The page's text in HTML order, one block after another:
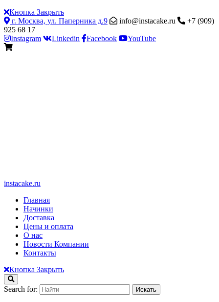
Кнопка Закрыть
г. Москва, ул. Паперника д.9
info@instacake.ru
+7 (909)
925 68 17
Instagram
Linkedin Facebook YouTube
instacake.ru
Главная
Начинки
Доставка
Цены и оплата
О нас
Новости Компании
Контакты
Кнопка Закрыть
Search for: